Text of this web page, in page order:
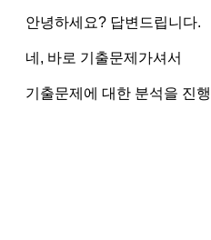
안녕하세요? 답변드립니다.
네, 바로 기출문제가셔서
기출문제에 대한 분석을 진